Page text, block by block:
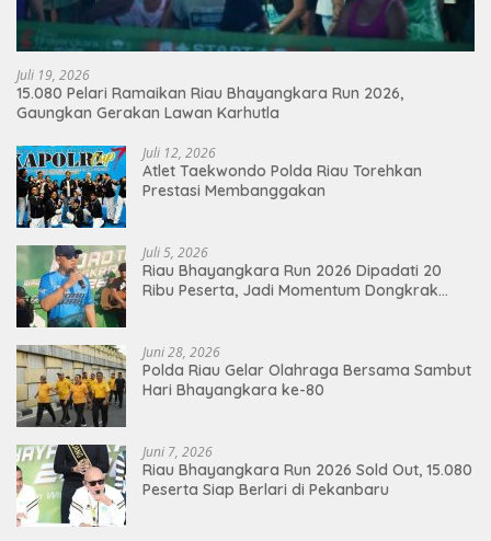
Juli 19, 2026
15.080 Pelari Ramaikan Riau Bhayangkara Run 2026,
Gaungkan Gerakan Lawan Karhutla
Juli 12, 2026
Atlet Taekwondo Polda Riau Torehkan
Prestasi Membanggakan
Juli 5, 2026
Riau Bhayangkara Run 2026 Dipadati 20
Ribu Peserta, Jadi Momentum Dongkrak
Juni 28, 2026
Polda Riau Gelar Olahraga Bersama Sambut
Hari Bhayangkara ke-80
Juni 7, 2026
Riau Bhayangkara Run 2026 Sold Out, 15.080
Peserta Siap Berlari di Pekanbaru